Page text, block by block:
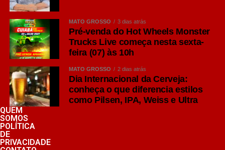
MATO GROSSO 3 dias atrás
Pré-venda do Hot Wheels Monster
Trucks Live começa nesta sexta-
feira (07) às 10h
MATO GROSSO 2 dias atrás
Dia Internacional da Cerveja:
conheça o que diferencia estilos
como Pilsen, IPA, Weiss e Ultra
QUEM
SOMOS
POLÍTICA
DE
PRIVACIDADE